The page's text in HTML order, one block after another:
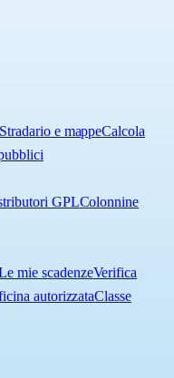
Stradario e mappeCalcola
GPLColonnine
mie scadenzeVerifica
autorizzataClasse